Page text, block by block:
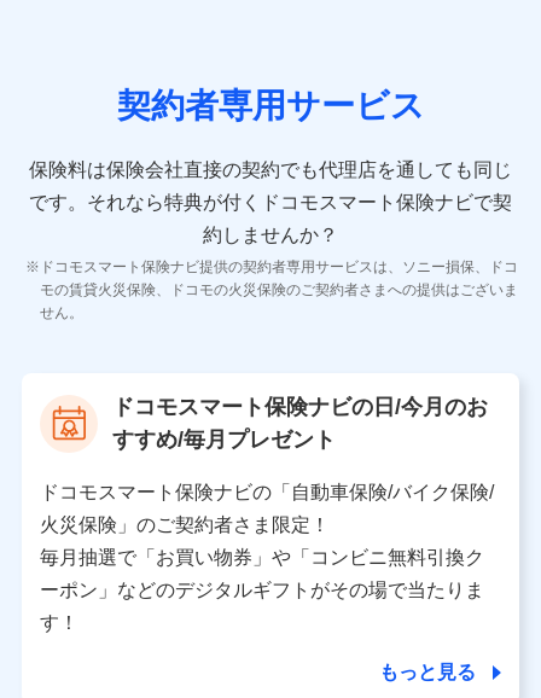
10.受託業務の 個人情報
11.マイカー通勤管理クラウド並びに法人向けASPサー
ビスに関してのお問い合わせ情報
各種お問い合わせに対応するため
当社のサービスに関する情報提供や、皆様に有用なお知らせ
をお送りするため
当社の対応品質向上やお問い合わせ内容の正確な把握のため
個人情報保護管理者の職名、連絡先
〒103-0013 東京都中央区日本橋人形町2-14-10 アー
バンネット日本橋ビル 3F
株式会社ドコモ・インシュアランス
個人情報の第三者提供について
契約者専用サービス
保険料は保険会社直接の契約でも代理店を通しても同じ
です。 それなら特典が付くドコモスマート保険ナビで契
約しませんか？
ドコモスマート保険ナビ提供の契約者専用サービスは、ソニー損保、ドコ
モの賃貸火災保険、ドコモの火災保険のご契約者さまへの提供はございま
せん。
ドコモスマート保険ナビの日/今月のお
すすめ/毎月プレゼント
ドコモスマート保険ナビの「自動車保険/バイク保険/
火災保険」のご契約者さま限定！
毎月抽選で「お買い物券」や「コンビニ無料引換ク
ーポン」などのデジタルギフトがその場で当たりま
す！
もっと見る